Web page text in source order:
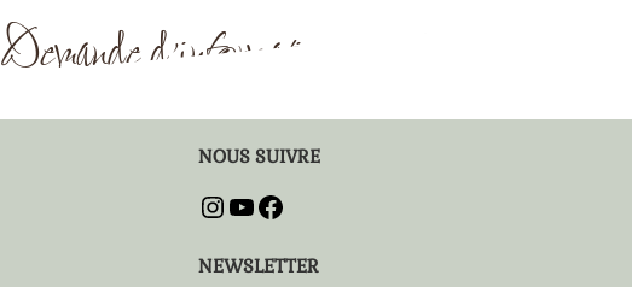
Demande d'information pour les séances de
NOUS SUIVRE
NEWSLETTER